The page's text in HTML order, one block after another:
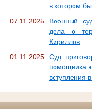
в котором
07.11.2025
Военный
дела о
Кириллов
01.11.2025
Суд
помощника
вступления